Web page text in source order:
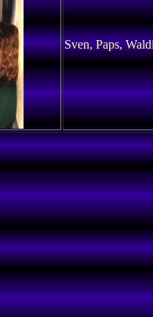
Sven, Paps,